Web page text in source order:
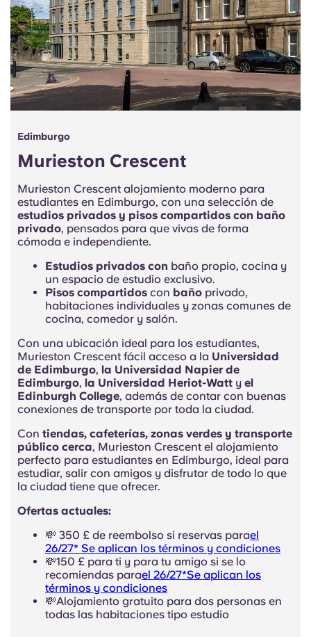
Edimburgo
Murieston Crescent
Murieston Crescent alojamiento moderno para
estudiantes en Edimburgo, con una selección de
estudios privados y pisos compartidos con baño
privado, pensados para que vivas de forma
cómoda e independiente.
Estudios privados con baño propio, cocina y
un espacio de estudio exclusivo.
Pisos compartidos con baño privado,
habitaciones individuales y zonas comunes de
cocina, comedor y salón.
Con una ubicación ideal para los estudiantes,
Murieston Crescent fácil acceso a la Universidad
de Edimburgo, la Universidad Napier de
Edimburgo, la Universidad Heriot-Watt y el
Edinburgh College, además de contar con buenas
conexiones de transporte por toda la ciudad.
Con tiendas, cafeterías, zonas verdes y transporte
público cerca, Murieston Crescent el alojamiento
perfecto para estudiantes en Edimburgo, ideal para
estudiar, salir con amigos y disfrutar de todo lo que
la ciudad tiene que ofrecer.
Ofertas actuales:
💸 350 £ de reembolso si reservas parael
26/27* Se aplican los términos y condiciones
💸150 £ para ti y para tu amigo si se lo
recomiendas parael 26/27*Se aplican los
términos y condiciones
💸Alojamiento gratuito para dos personas en
todas las habitaciones tipo estudio